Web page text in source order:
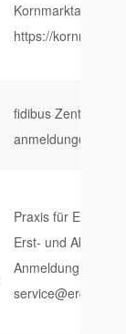
https://
fidibus Zentrum
Praxis für
Erst- und
Anmeldung unter.